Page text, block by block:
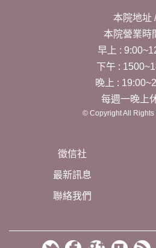
本院地址 /
本院營業時
早上 :
下午 :
晚上 :
每週一晚上
© Copyright All Rights
徵信社
最新訊息
聯絡我們